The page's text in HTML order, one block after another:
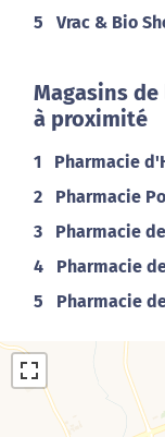
5 Vrac & Bio
Magasins
à proximité
1 Pharmacie
2 Pharmacie
3 Pharmacie
4 Pharmacie
5 Pharmacie